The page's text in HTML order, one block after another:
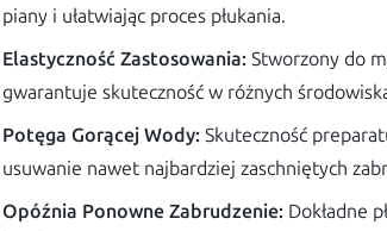
piany i ułatwiając proces płukania.
Elastyczność Zastosowania: Stworzony do
gwarantuje skuteczność w różnych
Potęga Gorącej Wody: Skuteczność
usuwanie nawet najbardziej zaschniętych
Opóźnia Ponowne Zabrudzenie: Dokładne